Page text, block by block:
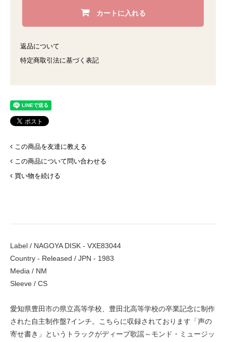
カートに入れる
返品について
特定商取引法に基づく表記
この商品を友達に教える
この商品について問い合わせる
買い物を続ける
Label / NAGOYA DISK - VXE83044
Country - Released / JPN - 1983
Media / NM
Sleeve / CS
愛知県豊田市の県立高等学校、豊田北高等学校の卒業記念に制作
された自主制作盤7インチ。こちらに収録されております「声の
寄せ書き」というトラックがディープ歌謡～モンド・ミュージッ